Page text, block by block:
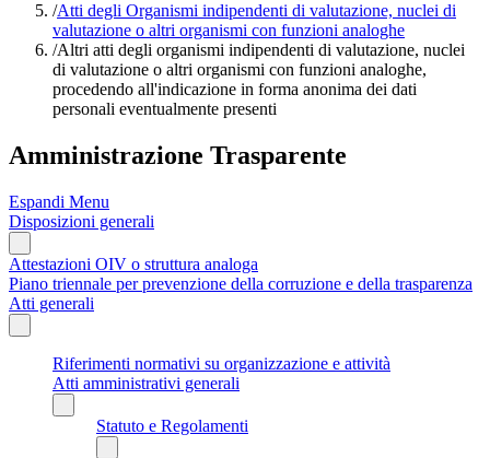
/Atti degli Organismi indipendenti di valutazione, nuclei di
valutazione o altri organismi con funzioni analoghe
/Altri atti degli organismi indipendenti di valutazione, nuclei
di valutazione o altri organismi con funzioni analoghe,
procedendo all'indicazione in forma anonima dei dati
personali eventualmente presenti
Amministrazione Trasparente
Espandi Menu
Disposizioni generali
Attestazioni OIV o struttura analoga
Piano triennale per prevenzione della corruzione e della trasparenza
Atti generali
Riferimenti normativi su organizzazione e attività
Atti amministrativi generali
Statuto e Regolamenti